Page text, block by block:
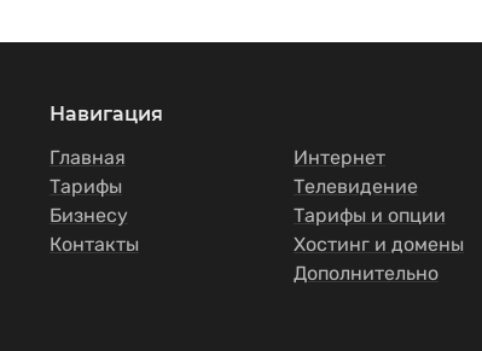
Навигация
Главная
Тарифы
Бизнесу
Контакты
Интернет
Телевидение
Тарифы и опции
Хостинг и домены
Дополнительно